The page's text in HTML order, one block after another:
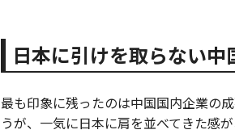
日本に引けを取らない中
最も印象に残ったのは中国国内企業の
うが、一気に日本に肩を並べてきた感が